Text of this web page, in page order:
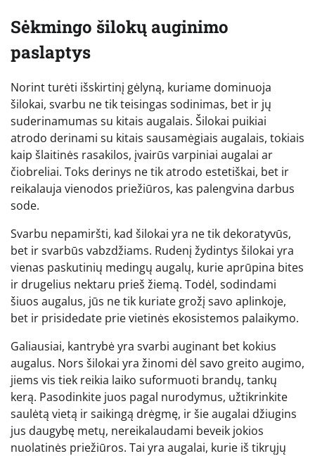
Sėkmingo šilokų auginimo
paslaptys
Norint turėti išskirtinį gėlyną, kuriame dominuoja
šilokai, svarbu ne tik teisingas sodinimas, bet ir jų
suderinamumas su kitais augalais. Šilokai puikiai
atrodo derinami su kitais sausamėgiais augalais, tokiais
kaip šlaitinės rasakilos, įvairūs varpiniai augalai ar
čiobreliai. Toks derinys ne tik atrodo estetiškai, bet ir
reikalauja vienodos priežiūros, kas palengvina darbus
sode.
Svarbu nepamiršti, kad šilokai yra ne tik dekoratyvūs,
bet ir svarbūs vabzdžiams. Rudenį žydintys šilokai yra
vienas paskutinių medingų augalų, kurie aprūpina bites
ir drugelius nektaru prieš žiemą. Todėl, sodindami
šiuos augalus, jūs ne tik kuriate grožį savo aplinkoje,
bet ir prisidedate prie vietinės ekosistemos palaikymo.
Galiausiai, kantrybė yra svarbi auginant bet kokius
augalus. Nors šilokai yra žinomi dėl savo greito augimo,
jiems vis tiek reikia laiko suformuoti brandų, tankų
kerą. Pasodinkite juos pagal nurodymus, užtikrinkite
saulėtą vietą ir saikingą drėgmę, ir šie augalai džiugins
jus daugybę metų, nereikalaudami beveik jokios
nuolatinės priežiūros. Tai yra augalai, kurie iš tikrųjų